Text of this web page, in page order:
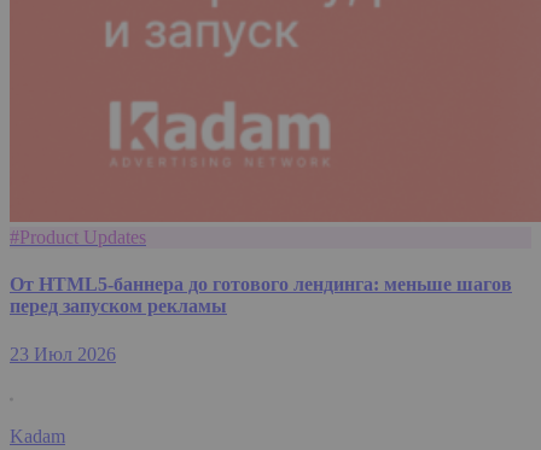
#Product Updates
От HTML5-баннера до готового лендинга: меньше шагов
перед запуском рекламы
23 Июл 2026
Kadam